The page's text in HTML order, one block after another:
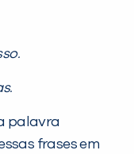
palavra
frases em
abaixo e